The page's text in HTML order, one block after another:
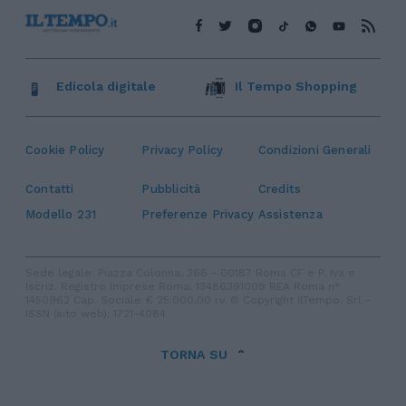
Cookie Policy Privacy Policy Condizioni Generali
Contatti Pubblicità
Credits
Modello 231
Preferenze Privacy Assistenza
Edicola digitale Il Tempo Shopping
TORNA SU